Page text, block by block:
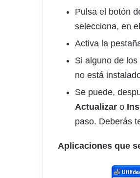
Pulsa el botón
selecciona, en
Activa la
Si alguno de
no está
Se puede,
Actualizar o
paso. Deberás
Aplicaciones que